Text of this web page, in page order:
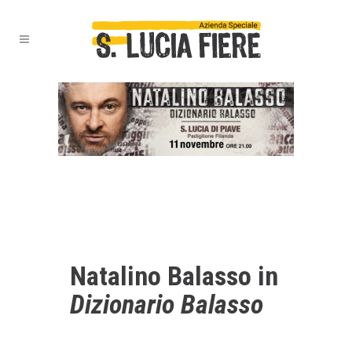
Natalino Balasso in
Dizionario Balasso